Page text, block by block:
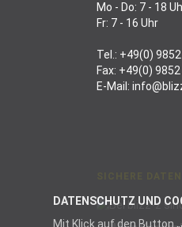
DATENSCHUTZ UND
Mit Klick auf den Button
Mo - Do: 7 - 18
Fr: 7 - 16 Uhr
Tel.: +49(0)
Fax: +49(0)
E-Mail: